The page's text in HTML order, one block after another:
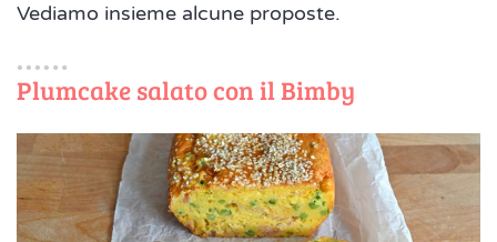
Vediamo insieme alcune proposte.
Plumcake salato con il Bimby